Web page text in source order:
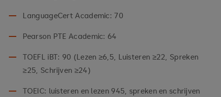
LanguageCert Academic: 70
Pearson PTE Academic: 64
TOEFL iBT: 90 (Lezen ≥6,5, Luisteren ≥22, Spreken
≥25, Schrijven ≥24)
TOEIC: luisteren en lezen 945, spreken en schrijven